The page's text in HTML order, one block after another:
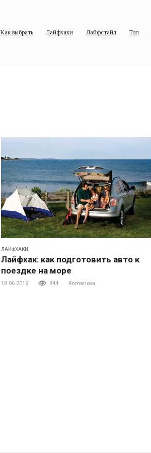
Как выбрать Лайфхаки Лайфстайл Топ
ЛАЙФХАКИ
Лайфхак: как подготовить авто к
поездке на море
18.06.2019 844 Romanova